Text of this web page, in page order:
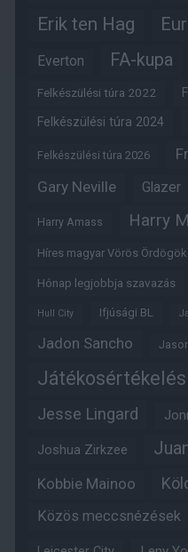
Erik ten Hag
Everton FA-kupa
Felkészülési túra 2022
Felkészülési túra 2024
Felkészülési túra 2026
Gary Neville Glazer
Harry Amass Harry
Híres magyar Vörös Ördögök
Hónap legjobbja szavazás
Hull City Ifjúsági BL
Jadon Sancho
Játékosértékelés
Jesse Lingard
Joshua Zirkzee
Kobbie Mainoo
Közös meccsnézések